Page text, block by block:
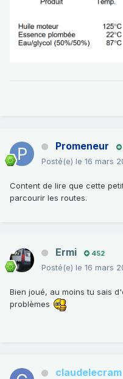
Promeneur
Posté(e) le 16 mars
Content de lire que cette
parcourir les routes.
Ermi 452
Posté(e) le 16 mars
Bien joué, au moins tu sais
problèmes
claudelecram